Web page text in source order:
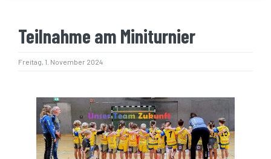
Teilnahme am Miniturnier
Freitag, 1. November 2024